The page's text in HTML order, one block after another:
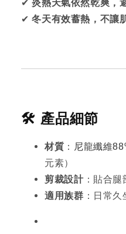
✔炎熱天氣依然乾爽，
✔冬天有效蓄熱，不讓
🛠️ 產品細節
材質 ： 尼龍纖維
元素）
剪裁設計：貼合腿
適用族群 ：日常